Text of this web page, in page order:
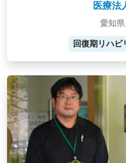
医療法
愛知
回復期リハビ